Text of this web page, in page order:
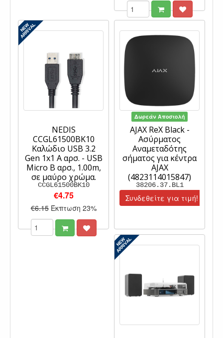
NEDIS
CCGL61500BK10
Kαλώδιο USB 3.2
Gen 1x1 A αρσ. - USB
Micro B αρσ., 1.00m,
σε μαύρο χρώμα.
CCGL61500BK10
€4.75
€6.15 Έκπτωση 23%
Δωρεάν Αποστολή
AJAX ReX Black -
Ασύρματος
Αναμεταδότης
σήματος για κέντρα
AJAX
(4823114015847)
38206.37.BL1
Συνδεθείτε για τιμή!